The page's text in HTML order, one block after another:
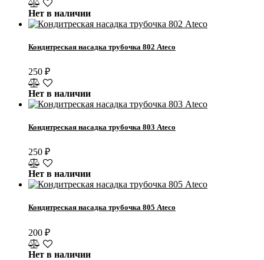
Нет в наличии
Кондитреская насадка трубочка 802 Ateco
250 ₽
Нет в наличии
Кондитреская насадка трубочка 803 Ateco
250 ₽
Нет в наличии
Кондитреская насадка трубочка 805 Ateco
200 ₽
Нет в наличии